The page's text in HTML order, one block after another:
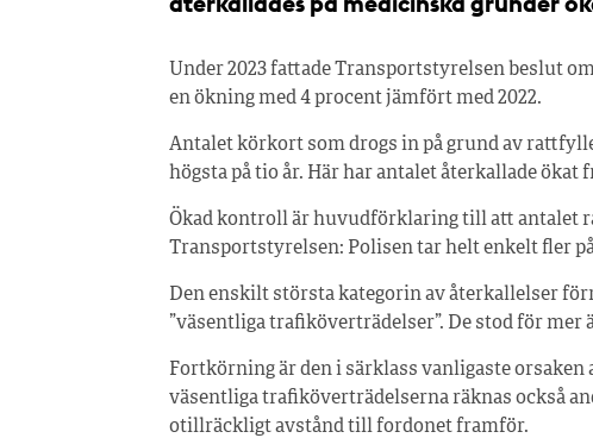
Under 2023 fattade Transportstyrelsen beslut
en ökning med 4 procent jämfört med 2022.
Antalet körkort som drogs in på grund av
högsta på tio år. Här har antalet återkallade ökat
Ökad kontroll är huvudförklaring till att
Transportstyrelsen: Polisen tar helt enkelt fler
Den enskilt största kategorin av återkallelser
”väsentliga trafiköverträdelser”. De stod för
Fortkörning är den i särklass vanligaste
väsentliga trafiköverträdelserna räknas också
otillräckligt avstånd till fordonet framför.